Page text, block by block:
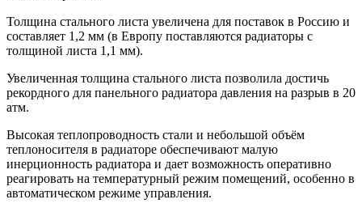
Толщина стального листа увеличена для поставок в Россию и
составляет 1,2 мм (в Европу поставляются радиаторы с
толщиной листа 1,1 мм).
Увеличенная толщина стального листа позволила достичь
рекордного для панельного радиатора давления на разрыв в 20
атм.
Высокая теплопроводность стали и небольшой объём
теплоносителя в радиаторе обеспечивают малую
инерционность радиатора и дает возможность оперативно
реагировать на температурный режим помещений, особенно в
автоматическом режиме управления.